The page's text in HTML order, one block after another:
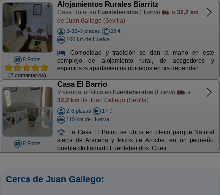
8 Fotos
(2 comentarios)
Alojamientos Rurales Biarritz
Casa Rural en Fuenteheridos (Huelva) a 32,2 km
de Juan Gallego (Sevilla)
2-32+5 plazas
28 €
100 km de Huelva
Comodidad y tradición se dan la mano en este
complejo de alojamiento rural, de acogedores y
espaciosos apartamentos ubicados en las dependen ...
8 Fotos
Casa El Barrio
Vivienda turística en Fuenteheridos (Huelva)
a
32,2 km de Juan Gallego (Sevilla)
2-6 plazas
17 €
110 km de Huelva
La Casa El Barrio se ubica en pleno parque Natural
sierra de Aracena y Picos de Aroche, en un pequeño
pueblecito llamado Fuenteheridos. Cuen ...
Cerca de Juan Gallego: